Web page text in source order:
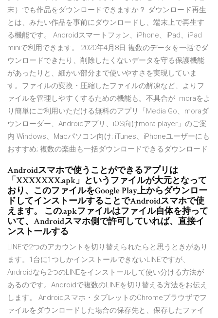
末）でも作品をダウンロードできますか？ ダウンロード再生
とは、みたい作品を事前にダウンロードし、端末上で再生す
る機能です。 Androidスマートフォン、iPhone、iPad、iPad
miniで利用できます。 2020年4月8日 複数のデータを一括でダ
ウンロードできたり、削除したくないデータを守る保護機能
があったりと、細かい部分まで使いやすさを実現していま
す。ファイルの変換・圧縮したファイルの解凍など、よりフ
ァイルを管理しやすくするための機能も。不具合が moraをよ
り簡単にご利用いただける無料のアプリ「Media Go、moraダ
ウンローダー、Androidアプリ、iOS向けmora player」のご案
内 Windows、Macパソコン向け; iTunes、iPhoneユーザーにも
おすすめ; 複数の楽曲も一括ダウンロードできるダウンロード
Androidスマホで使うことができるアプリは
「XXXXXXX.apk」というファイルが大元となって
おり、このファイルをGoogle Play上からダウンロー
ドしてインストールすることでAndroidスマホで使
えます。 この.apkファイルはファイル自体を持って
いて、Androidスマホ側で許可していれば、直接イ
ンストールする
LINEで2つのアカウントを切り替えられたらと思うときがあり
ます。1台に1つしかインストールできないLINEですが、
Androidなら2つのLINEをインストールして使い分ける方法が
あるのです。Androidで複数のLINEを切り替える方法をお伝え
します。 Androidスマホ・タブレットのChromeブラウザでフ
ァイルをダウンロードした場合の保存先と、保存したファイ